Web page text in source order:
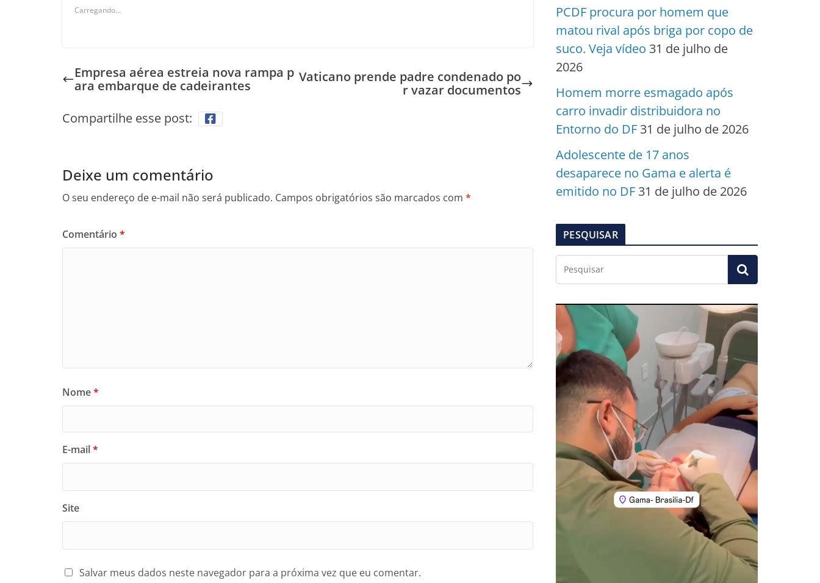
Carregando...
Empresa aérea estreia nova rampa p
ara embarque de cadeirantes
Vaticano prende padre condenado po
r vazar documentos
Compartilhe esse post:
Deixe um comentário
O seu endereço de e-mail não será publicado. Campos obrigatórios são marcados com *
Comentário *
Nome*
E-mail*
Site
Salvar meus dados neste navegador para a próxima vez que eu comentar.
PCDF procura por homem que
matou rival após briga por copo de
suco. Veja vídeo 31 de julho de
2026
Homem morre esmagado após
carro invadir distribuidora no
Entorno do DF 31 de julho de 2026
Adolescente de 17 anos
desaparece no Gama e alerta é
emitido no DF 31 de julho de 2026
PESQUISAR